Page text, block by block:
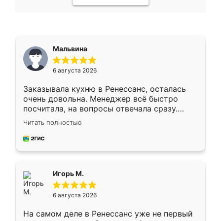
Мальвина
6 августа 2026
Заказывала кухню в Ренессанс, осталась
очень довольна. Менеджер всё быстро
посчитала, на вопросы отвечала сразу.
Замерщик приехал в субботу, подошёл к
делу со всей ответственностью. Собрали
за день, ребята работали аккуратно, даже
Читать полностью
Игорь М.
6 августа 2026
На самом деле в Ренессанс уже не первый